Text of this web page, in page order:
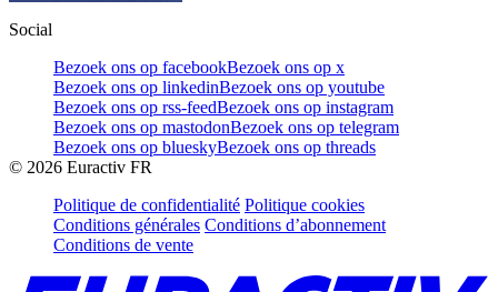
Social
Bezoek ons op facebookBezoek ons op x
Bezoek ons op linkedinBezoek ons op youtube
Bezoek ons op rss-feedBezoek ons op instagram
Bezoek ons op mastodonBezoek ons op telegram
Bezoek ons op blueskyBezoek ons op threads
© 2026 Euractiv FR
Politique de confidentialité Politique cookies
Conditions générales Conditions d’abonnement
Conditions de vente